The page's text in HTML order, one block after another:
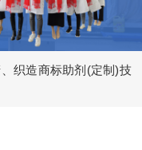
织造商标助剂(定制)技